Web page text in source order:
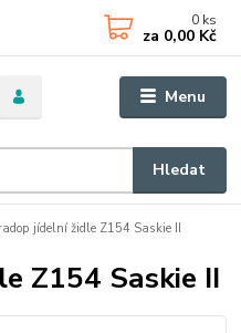
Menu
Hledat
0 ks
za 0,00 Kč
jídelní židle Z154 Saskie II
Z154 Saskie II